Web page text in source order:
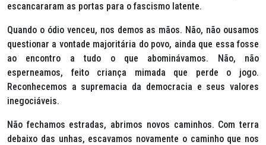
escancararam as portas para o fascismo latente.
Quando o ódio venceu, nos demos as mãos. Não, não ousamos
questionar a vontade majoritária do povo, ainda que essa fosse
ao encontro a tudo o que abominávamos. Não, não
esperneamos, feito criança mimada que perde o jogo.
Reconhecemos a supremacia da democracia e seus valores
inegociáveis.
Não fechamos estradas, abrimos novos caminhos. Com terra
debaixo das unhas, escavamos novamente o caminho que nos